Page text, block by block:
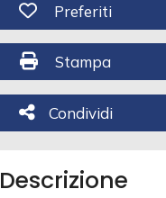
Preferiti: Cod. 571
Preferiti
Stampa: Cod. 571
Stampa
Condividi
Condividi
Descrizione